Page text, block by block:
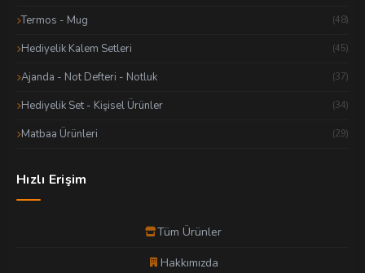
Termos - Mug (48)
Hediyelik Kalem Setleri (45)
Ajanda - Not Defteri - Notluk (37)
Hediyelik Set - Kişisel Ürünler (34)
Matbaa Ürünleri (29)
Hızlı Erişim
Tüm Ürünler
Hakkımızda